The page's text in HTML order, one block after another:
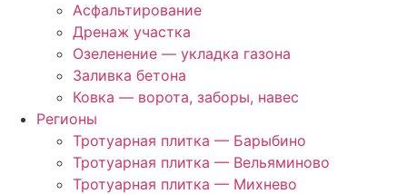
Асфальтирование
Дренаж участка
Озеленение — укладка газона
Заливка бетона
Ковка — ворота, заборы, навес
Регионы
Тротуарная плитка — Барыбино
Тротуарная плитка — Вельяминово
Тротуарная плитка — Михнево